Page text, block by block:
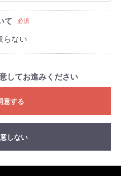
て 必須
らない
してお進みください
意する
しない